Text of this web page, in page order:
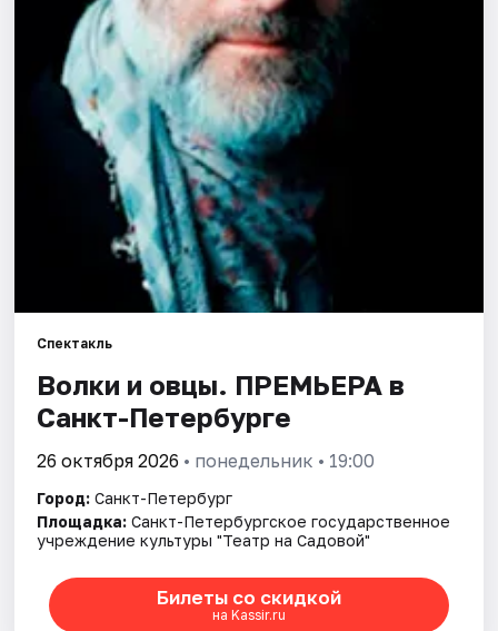
Площадки
Артисты
Рейтинги
Спектакль
Волки и овцы. ПРЕМЬЕРА в
Санкт-Петербурге
26 октября 2026 • понедельник • 19:00
Город: Санкт-Петербург
Площадка: Санкт-Петербургское государственное
учреждение культуры "Театр на Садовой"
Билеты со скидкой
на Kassir.ru